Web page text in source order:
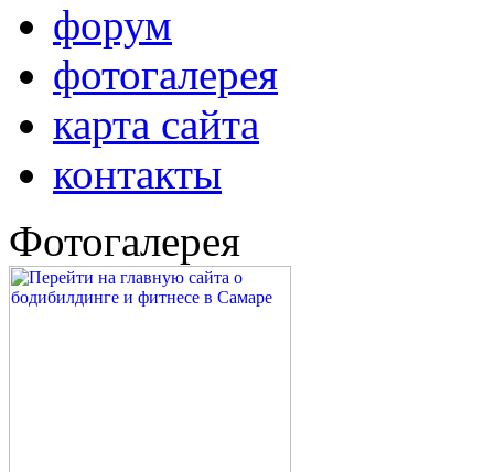
форум
фотогалерея
карта сайта
контакты
Фотогалерея